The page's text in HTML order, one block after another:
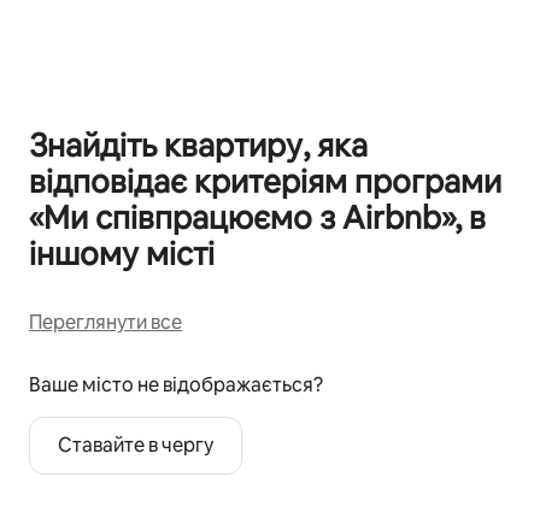
Знайдіть квартиру, яка
відповідає критеріям програми
«Ми співпрацюємо з Airbnb», в
іншому місті
Переглянути все
Ваше місто не відображається?
Ставайте в чергу